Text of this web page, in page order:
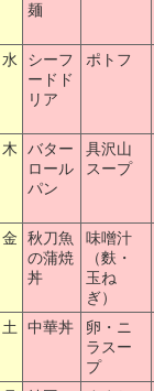
麺
水
シーフ
ードド
リア
ポトフ
木
バター
ロール
パン
具沢山
スープ
金
秋刀魚
の蒲焼
丼
味噌汁
（麩・
玉ね
ぎ）
土 中華丼
卵・ニ
ラスー
プ